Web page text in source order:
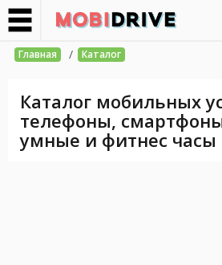
Главная / Каталог
Каталог мобильных
телефоны,
умные и фитнес часы